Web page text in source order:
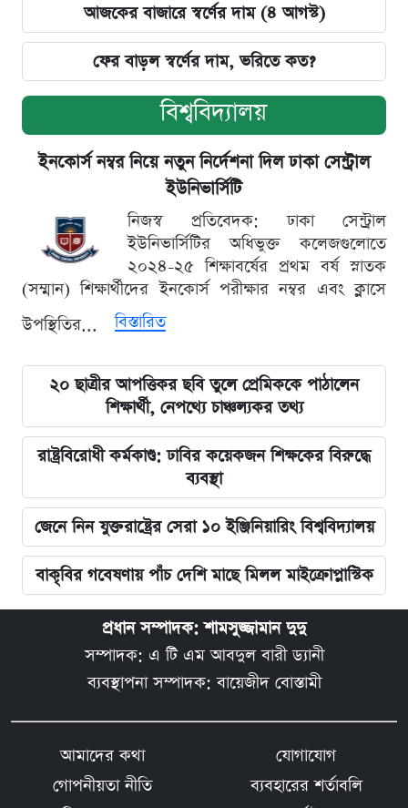
আজকের বাজারে স্বর্ণের দাম (৪ আগস্ট)
ফের বাড়ল স্বর্ণের দাম, ভরিতে কত?
বিশ্ববিদ্যালয়
ইনকোর্স নম্বর নিয়ে নতুন নির্দেশনা দিল ঢাকা সেন্ট্রাল
ইউনিভার্সিটি
নিজস্ব প্রতিবেদক: ঢাকা সেন্ট্রাল
ইউনিভার্সিটির অধিভুক্ত কলেজগুলোতে
২০২৪-২৫ শিক্ষাবর্ষের প্রথম বর্ষ স্নাতক
(সম্মান) শিক্ষার্থীদের ইনকোর্স পরীক্ষার নম্বর এবং ক্লাসে
উপস্থিতির...
বিস্তারিত
২০ ছাত্রীর আপত্তিকর ছবি তুলে প্রেমিককে পাঠালেন
শিক্ষার্থী, নেপথ্যে চাঞ্চল্যকর তথ্য
রাষ্ট্রবিরোধী কর্মকাণ্ড: ঢাবির কয়েকজন শিক্ষকের বিরুদ্ধে
ব্যবস্থা
জেনে নিন যুক্তরাষ্ট্রের সেরা ১০ ইঞ্জিনিয়ারিং বিশ্ববিদ্যালয়
বাকৃবির গবেষণায় পাঁচ দেশি মাছে মিলল মাইক্রোপ্লাস্টিক
প্রধান সম্পাদক: শামসুজ্জামান দুদু
সম্পাদক: এ টি এম আবদুল বারী ড্যানী
ব্যবস্থাপনা সম্পাদক: বায়েজীদ বোস্তামী
আমাদের কথা
যোগাযোগ
গোপনীয়তা নীতি
ব্যবহারের শর্তাবলি